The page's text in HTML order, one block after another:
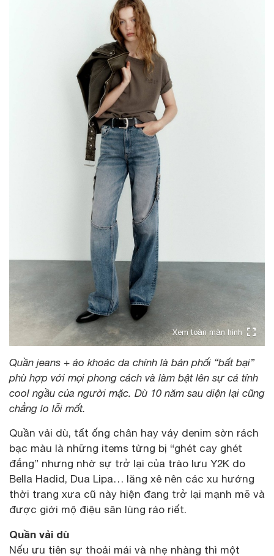
Xem toàn màn hình
Quần jeans + áo khoác da chính là bản phối “bất bại”
phù hợp với mọi phong cách và làm bật lên sự cá tính
cool ngầu của người mặc. Dù 10 năm sau diện lại cũng
chẳng lo lỗi mốt.
Quần vải dù, tất ống chân hay váy denim sờn rách
bạc màu là những items từng bị “ghét cay ghét
đắng” nhưng nhờ sự trở lại của trào lưu Y2K do
Bella Hadid, Dua Lipa… lăng xê nên các xu hướng
thời trang xưa cũ này hiện đang trở lại mạnh mẽ và
được giới mộ điệu săn lùng ráo riết.
Quần vải dù
Nếu ưu tiên sự thoải mái và nhẹ nhàng thì một